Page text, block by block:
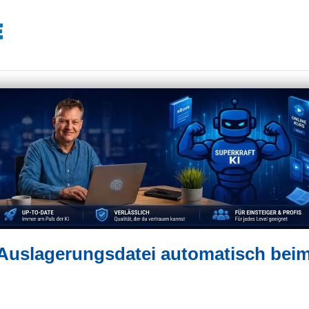
automatisch